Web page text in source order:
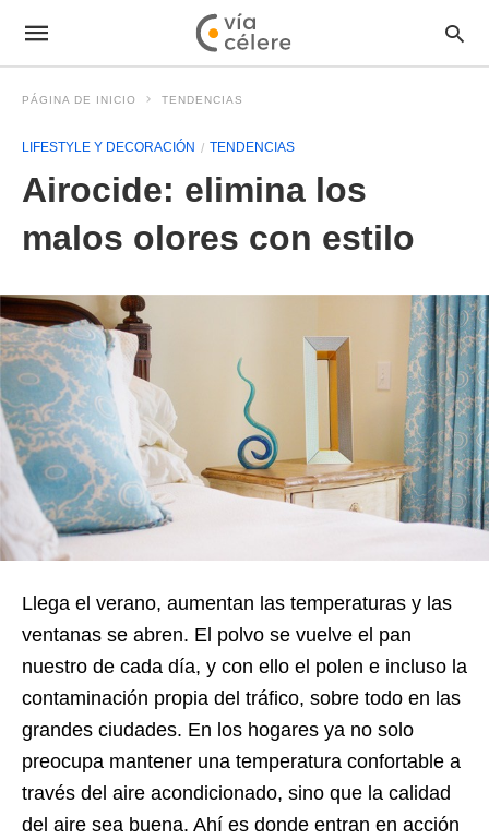
PÁGINA DE INICIO TENDENCIAS
LIFESTYLE Y DECORACIÓN TENDENCIAS
Airocide: elimina los
malos olores con estilo
Llega el verano, aumentan las temperaturas y las
ventanas se abren. El polvo se vuelve el pan
nuestro de cada día, y con ello el polen e incluso la
contaminación propia del tráfico, sobre todo en las
grandes ciudades. En los hogares ya no solo
preocupa mantener una temperatura confortable a
través del aire acondicionado, sino que la calidad
del aire sea buena. Ahí es donde entran en acción